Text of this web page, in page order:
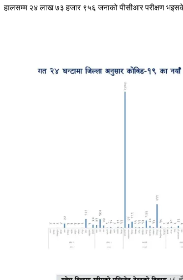
हालसम्म २४ लाख ७३ हजार ९५६ जनाको पीसीआर परीक्षण